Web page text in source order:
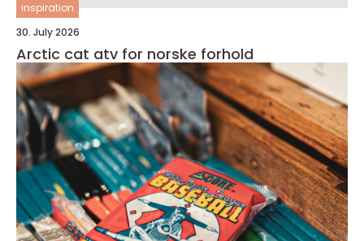
inspiration
30. July 2026
Arctic cat atv for norske forhold